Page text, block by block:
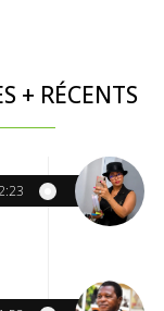
+ RÉCENTS